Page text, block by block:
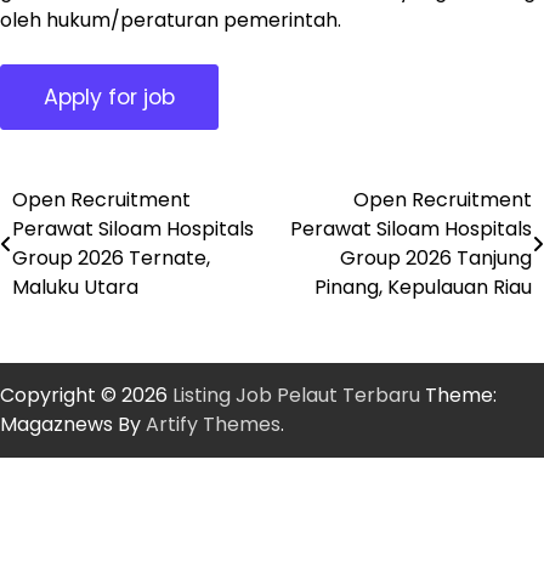
oleh hukum/peraturan pemerintah.
Post
navigation
Open Recruitment
Perawat Siloam Hospitals
Group 2026 Ternate,
Maluku Utara
Open Recruitment
Perawat Siloam Hospitals
Group 2026 Tanjung
Pinang, Kepulauan Riau
Copyright © 2026 Listing Job Pelaut Terbaru Theme:
Magaznews ByArtify Themes.